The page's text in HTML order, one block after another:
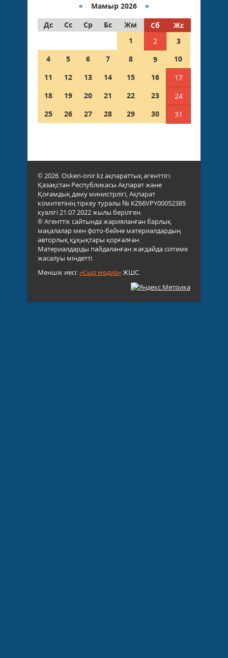
« Мамыр 2026 »
Дс
Сс Ср Бс Жм Сб
Жс
1
2
3
4
5 6 7 8 9
10
11
12 13 14 15 16
17
18
19 20 21 22 23
24
25
26 27 28 29 30 31
© 2026. Osken-onir.kz ақпараттық агенттігі.
Қазақстан Республикасы Ақпарат және
Қоғамдық даму министрлігі, Ақпарат
комитетінің тіркеу туралы № KZ66VPY00052385
куәлігі 21.07.2022 жылы берілген.
® Агенттік сайтында жарияланған барлық
мақалалар мен фото-бейне материалдардың
авторлық құқықтары қорғалған.
Материалдарды пайдаланған жағдайда сілтеме
жасалуы міндетті.
Меншік иесі:«Сыр медиа»ЖШС.